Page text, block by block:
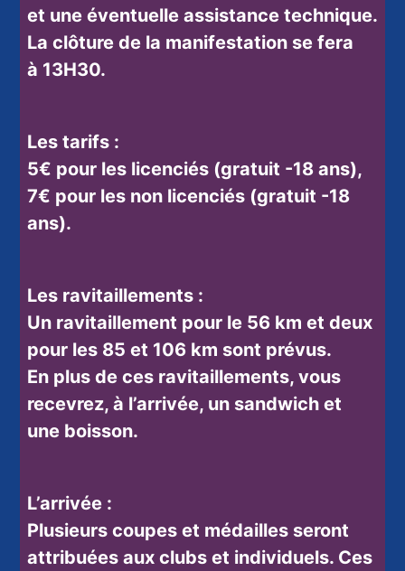
et une éventuelle assistance technique.
La clôture de la manifestation se fera
à 13H30.
Les tarifs :
5€ pour les licenciés (gratuit -18 ans),
7€ pour les non licenciés (gratuit -18
ans).
Les ravitaillements :
Un ravitaillement pour le 56 km et deux
pour les 85 et 106 km sont prévus.
En plus de ces ravitaillements, vous
recevrez, à l’arrivée, un sandwich et
une boisson.
L’arrivée :
Plusieurs coupes et médailles seront
attribuées aux clubs et individuels. Ces